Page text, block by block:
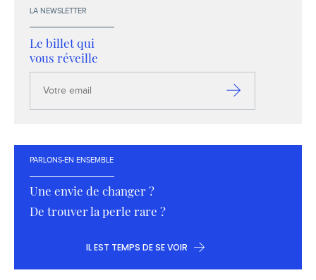
LA NEWSLETTER
Le billet qui
vous réveille
email
S’inscrire
PARLONS-EN ENSEMBLE
Une envie de changer ?
De trouver la perle rare ?
IL EST TEMPS DE SE VOIR